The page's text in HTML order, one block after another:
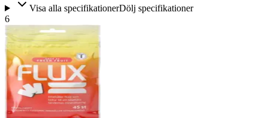
Visa alla specifikationerDölj specifikationer
6